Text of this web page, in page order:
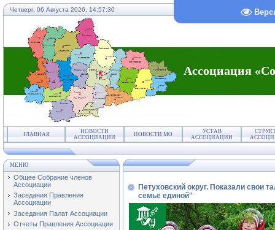
Четверг, 06 Августа 2026, 14:57:31
Ассоциация
ГЛАВНАЯ
НОВОСТИ
АССОЦИАЦИИ
НОВОСТИ МО
УСТАВ
АССОЦИАЦИИ
МЕНЮ
Общее Собрание членов
Ассоциации
Заседания Правления
Ассоциации
Заседания Палат Ассоциации
Отчеты Правления Ассоциации
Петуховский округ. Показали свои
семье единой"